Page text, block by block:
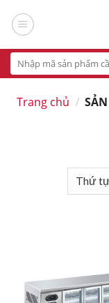
Tìm
kiếm:
Trang chủ /